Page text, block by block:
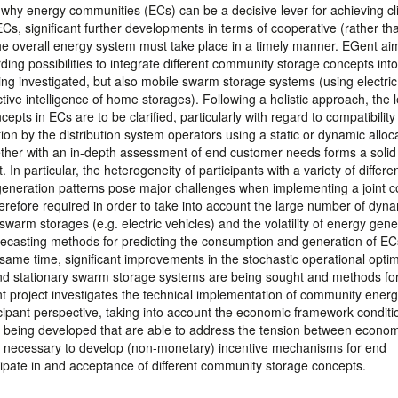
energy communities (ECs) can be a decisive lever for achieving
significant further developments in terms of cooperative (rather
overall energy system must take place in a timely manner. EGent
possibilities to integrate different community storage concepts
investigated, but also mobile swarm storage systems (using electric
intelligence of home storages). Following a holistic approach, the
in ECs are to be clarified, particularly with regard to
by the distribution system operators using a static or dynamic
with an in-depth assessment of end customer needs forms a
particular, the heterogeneity of participants with a variety of
patterns pose major challenges when implementing a joint
required in order to take into account the large number of
storages (e.g. electric vehicles) and the volatility of energy
methods for predicting the consumption and generation of
time, significant improvements in the stochastic operational
stationary swarm storage systems are being sought and methods
investigates the technical implementation of community
perspective, taking into account the economic framework
developed that are able to address the tension between
to develop (non-monetary) incentive mechanisms for end
in and acceptance of different community storage concepts.